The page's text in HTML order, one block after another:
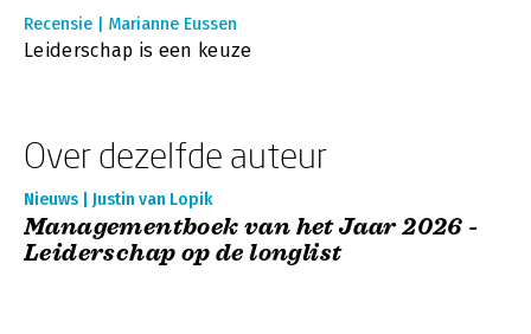
Recensie | Marianne Eussen
Leiderschap is een keuze
Over dezelfde auteur
Nieuws | Justin van Lopik
Managementboek van het Jaar 2026 -
Leiderschap op de longlist